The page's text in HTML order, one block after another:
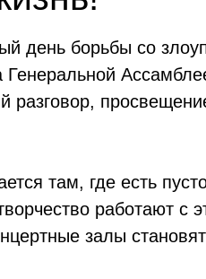
борьбы со
разговор,
там, где есть
работают
залы